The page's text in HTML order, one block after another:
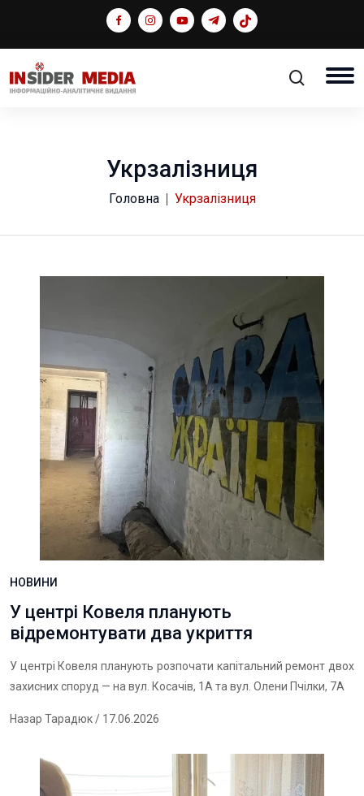
Укрзалізниця
Головна Укрзалізниця
НОВИНИ
У центрі Ковеля планують
відремонтувати два укриття
У центрі Ковеля планують розпочати капітальний ремонт двох
захисних споруд — на вул. Косачів, 1А та вул. Олени Пчілки, 7А
Назар Тарадюк/ 17.06.2026